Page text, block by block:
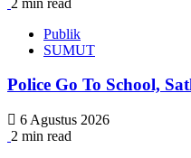
Publik
SUMUT
Police Go To School,
6 Agustus 2026
2 min read